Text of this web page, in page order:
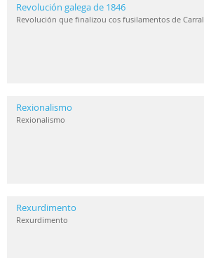
Revolución galega de 1846
Revolución que finalizou cos fusilamentos de Carral
Rexionalismo
Rexionalismo
Rexurdimento
Rexurdimento